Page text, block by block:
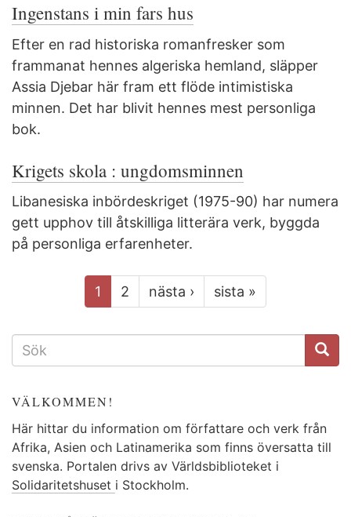
Ingenstans i min fars hus
Efter en rad historiska romanfresker som
frammanat hennes algeriska hemland, släpper
Assia Djebar här fram ett flöde intimistiska
minnen. Det har blivit hennes mest personliga
bok.
Krigets skola : ungdomsminnen
Libanesiska inbördeskriget (1975-90) har numera
gett upphov till åtskilliga litterära verk, byggda
på personliga erfarenheter.
1 2 nästa › sista »
SÖKFORMULÄR
VÄLKOMMEN!
Här hittar du information om författare och verk från
Afrika, Asien och Latinamerika som finns översatta till
svenska. Portalen drivs av Världsbiblioteket i
Solidaritetshuset i Stockholm.